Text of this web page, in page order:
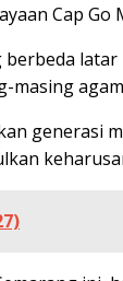
Cap Go
generasi